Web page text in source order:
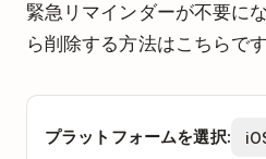
緊急リマインダーが不要に
ら削除する方法はこちらです
プラットフォームを選択: